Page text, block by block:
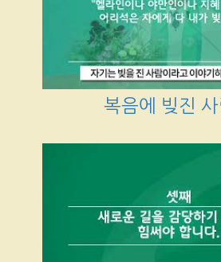
복음에 빚진